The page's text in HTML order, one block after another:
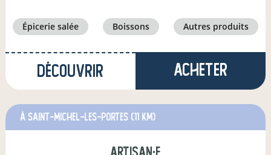
épicerie salée boissons autres produits
Découvrir Acheter
à Saint-Michel-les-Portes (11 km)